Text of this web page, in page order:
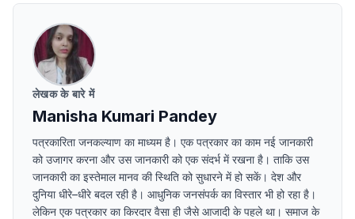
लेखक के बारे में
Manisha Kumari Pandey
पत्रकारिता जनकल्याण का माध्यम है। एक पत्रकार का काम नई जानकारी
को उजागर करना और उस जानकारी को एक संदर्भ में रखना है। ताकि उस
जानकारी का इस्तेमाल मानव की स्थिति को सुधारने में हो सकें। देश और
दुनिया धीरे–धीरे बदल रही है। आधुनिक जनसंपर्क का विस्तार भी हो रहा है।
लेकिन एक पत्रकार का किरदार वैसा ही जैसे आजादी के पहले था। समाज के